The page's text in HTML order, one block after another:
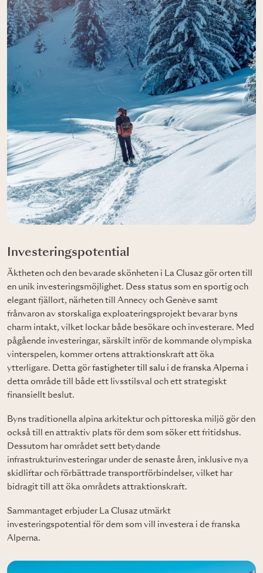
Investeringspotential
Äktheten och den bevarade skönheten i La Clusaz gör orten till
en unik investeringsmöjlighet. Dess status som en sportig och
elegant fjällort, närheten till Annecy och Genève samt
frånvaron av storskaliga exploateringsprojekt bevarar byns
charm intakt, vilket lockar både besökare och investerare. Med
pågående investeringar, särskilt inför de kommande olympiska
vinterspelen, kommer ortens attraktionskraft att öka
ytterligare. Detta görfastigheter till salu i de franska Alperna i
detta område till både ett livsstilsval och ett strategiskt
finansiellt beslut.
Byns traditionella alpina arkitektur och pittoreska miljö gör den
också till en attraktiv plats för dem som söker ett fritidshus.
Dessutom har området sett betydande
infrastrukturinvesteringar under de senaste åren, inklusive nya
skidliftar och förbättrade transportförbindelser, vilket har
bidragit till att öka områdets attraktionskraft.
Sammantaget erbjuder La Clusaz utmärkt
investeringspotential för dem som vill investera i de franska
Alperna.